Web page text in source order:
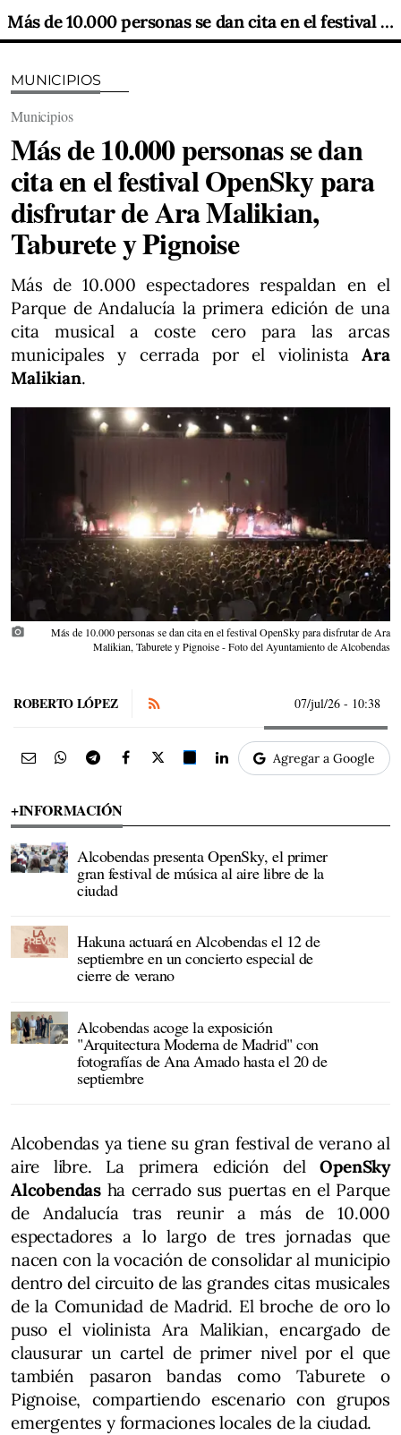
Más de 10.000 personas se dan cita en el festival OpenSky para disfrutar de Ara Malikian, Taburete y Pignoise
MUNICIPIOS
Municipios
Más de 10.000 personas se dan
cita en el festival OpenSky para
disfrutar de Ara Malikian,
Taburete y Pignoise
Más de 10.000 espectadores respaldan en el
Parque de Andalucía la primera edición de una
cita musical a coste cero para las arcas
municipales y cerrada por el violinista Ara
Malikian.
photo_camera
Más de 10.000 personas se dan cita en el festival OpenSky para disfrutar de Ara
Malikian, Taburete y Pignoise - Foto del Ayuntamiento de Alcobendas
ROBERTO LÓPEZ 07/jul/26 - 10:38
Agregar a Google
+INFORMACIÓN
Alcobendas presenta OpenSky, el primer
gran festival de música al aire libre de la
ciudad
Hakuna actuará en Alcobendas el 12 de
septiembre en un concierto especial de
cierre de verano
Alcobendas acoge la exposición
"Arquitectura Moderna de Madrid" con
fotografías de Ana Amado hasta el 20 de
septiembre
Alcobendas ya tiene su gran festival de verano al
aire libre. La primera edición delOpenSky
Alcobendas ha cerrado sus puertas en el Parque
de Andalucía tras reunir a más de 10.000
espectadores a lo largo de tres jornadas que
nacen con la vocación de consolidar al municipio
dentro del circuito de las grandes citas musicales
de la Comunidad de Madrid. El broche de oro lo
puso el violinista Ara Malikian, encargado de
clausurar un cartel de primer nivel por el que
también pasaron bandas como Taburete o
Pignoise, compartiendo escenario con grupos
emergentes y formaciones locales de la ciudad.